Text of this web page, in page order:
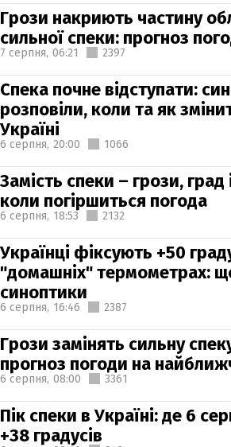
Грози накриють частину
сильної спеки: прогноз
7 серпня, 06:21 2397
Спека почне відступати:
розповіли, коли та як
Україні
6 серпня, 20:00 1066
Замість спеки – грози, град
коли погіршиться погода
6 серпня, 18:53 2132
Українці фіксують +50
"домашніх" термометрах:
синоптики
6 серпня, 16:46 2387
Грози замінять сильну
прогноз погоди на
6 серпня, 08:00 3361
Пік спеки в Україні: де 6
+38 градусів